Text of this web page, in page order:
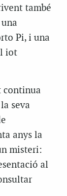
també
Pi, i una
iot
continua
seva
anys la
misteri:
al